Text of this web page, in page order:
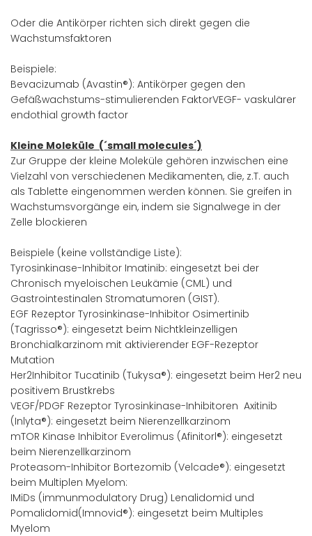
Oder die Antikörper richten sich direkt gegen die
Wachstumsfaktoren
Beispiele:
Bevacizumab (Avastin®): Antikörper gegen den
Gefäßwachstums-stimulierenden FaktorVEGF- vaskulärer
endothial growth factor
Kleine Moleküle (´small molecules´)
Zur Gruppe der kleine Moleküle gehören inzwischen eine
Vielzahl von verschiedenen Medikamenten, die, z.T. auch
als Tablette eingenommen werden können. Sie greifen in
Wachstumsvorgänge ein, indem sie Signalwege in der
Zelle blockieren
Beispiele (keine vollständige Liste):
Tyrosinkinase-Inhibitor Imatinib: eingesetzt bei der
Chronisch myeloischen Leukämie (CML) und
Gastrointestinalen Stromatumoren (GIST).
EGF Rezeptor Tyrosinkinase-Inhibitor Osimertinib
(Tagrisso®): eingesetzt beim Nichtkleinzelligen
Bronchialkarzinom mit aktivierender EGF-Rezeptor
Mutation
Her2Inhibitor Tucatinib (Tukysa®): eingesetzt beim Her2 neu
positivem Brustkrebs
VEGF/PDGF Rezeptor Tyrosinkinase-Inhibitoren Axitinib
(Inlyta®): eingesetzt beim Nierenzellkarzinom
mTOR Kinase Inhibitor Everolimus (Afinitorl®): eingesetzt
beim Nierenzellkarzinom
Proteasom-Inhibitor Bortezomib (Velcade®): eingesetzt
beim Multiplen Myelom:
IMiDs (immunmodulatory Drug) Lenalidomid und
Pomalidomid(Imnovid®): eingesetzt beim Multiples
Myelom